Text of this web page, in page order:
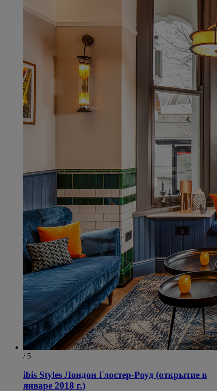
/ 5
ibis Styles Лондон Глостер-Роуд (открытие в
январе 2018 г.)